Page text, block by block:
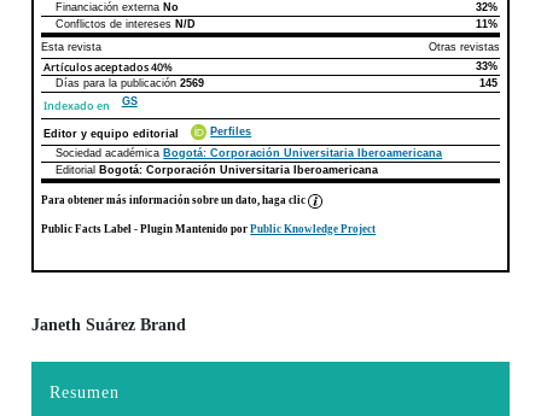
Financiación externa No
32%
Conflictos de intereses N/D
11%
Esta revista
Otras revistas
Artículos aceptados40%
33%
Días para la publicación2569 145
Indexado en GS
Editor y equipo editorial
Perfiles
Sociedad académica Bogotá: Corporación Universitaria Iberoamericana
Editorial
Bogotá: Corporación Universitaria Iberoamericana
Para obtener más información sobre un dato, haga clic
Public Facts Label - Plugin Mantenido porPublic Knowledge Project
Contenido principal del artículo
Janeth Suárez Brand
Resumen